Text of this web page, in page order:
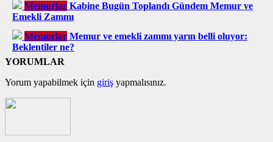
Memurlar Kabine Bugün Toplandı Gündem Memur ve
Emekli Zammı
Memurlar Memur ve emekli zammı yarın belli oluyor:
Beklentiler ne?
YORUMLAR
Yorum yapabilmek için giriş yapmalısınız.